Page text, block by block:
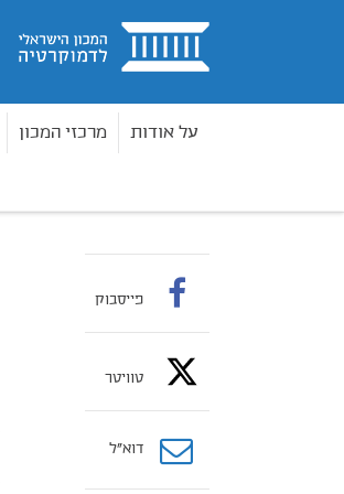
בית
על אודות מרכזי המכון
פייסבוק
טוויטר
דוא”ל